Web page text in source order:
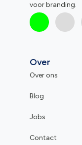
voor branding.
Over
Over ons
Blog
Jobs
Contact